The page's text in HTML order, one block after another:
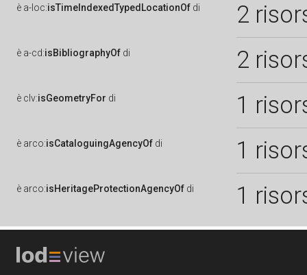
è a-loc:isTimeIndexedTypedLocationOf di 2
è a-cd:isBibliographyOf di 2
è clv:isGeometryFor di 1
è arco:isCataloguingAgencyOf di 1
è arco:isHeritageProtectionAgencyOf di 1